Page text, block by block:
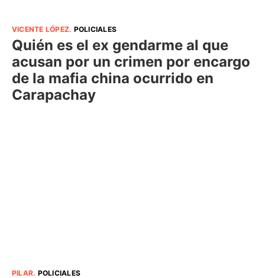
VICENTE LÓPEZ. POLICIALES
Quién es el ex gendarme al que
acusan por un crimen por encargo
de la mafia china ocurrido en
Carapachay
PILAR. POLICIALES